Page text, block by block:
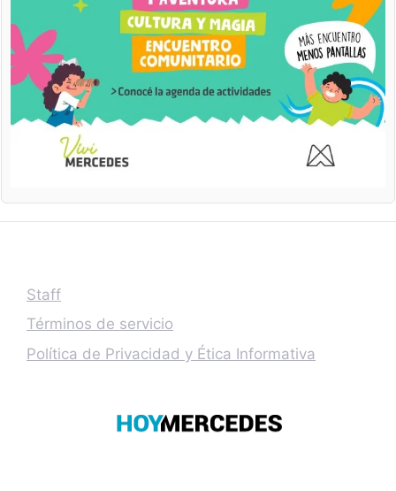
Staff
Términos de servicio
Política de Privacidad y Ética Informativa